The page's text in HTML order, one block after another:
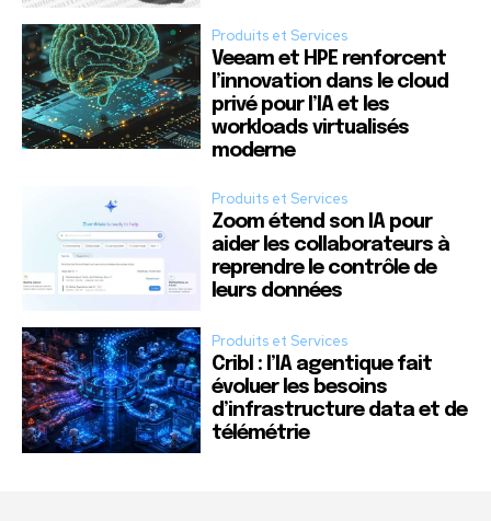
Produits et Services
Veeam et HPE renforcent
l’innovation dans le cloud
privé pour l’IA et les
workloads virtualisés
moderne
Produits et Services
Zoom étend son IA pour
aider les collaborateurs à
reprendre le contrôle de
leurs données
Produits et Services
Cribl : l’IA agentique fait
évoluer les besoins
d’infrastructure data et de
télémétrie